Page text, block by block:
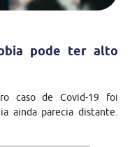
pode ter alto
caso de Covid-19 foi
ainda parecia distante.